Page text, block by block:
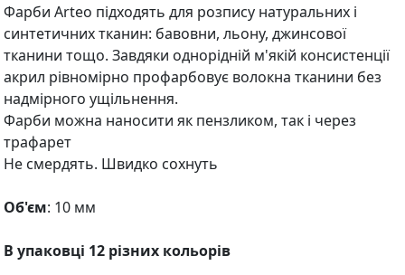
Фарби Arteo підходять для розпису натуральних і
синтетичних тканин: бавовни, льону, джинсової
тканини тощо. Завдяки однорідній м'якій консистенції
акрил рівномірно профарбовує волокна тканини без
надмірного ущільнення.
Фарби можна наносити як пензликом, так і через
трафарет
Не смердять. Швидко сохнуть
Об'єм: 10 мм
В упаковці 12 різних кольорів